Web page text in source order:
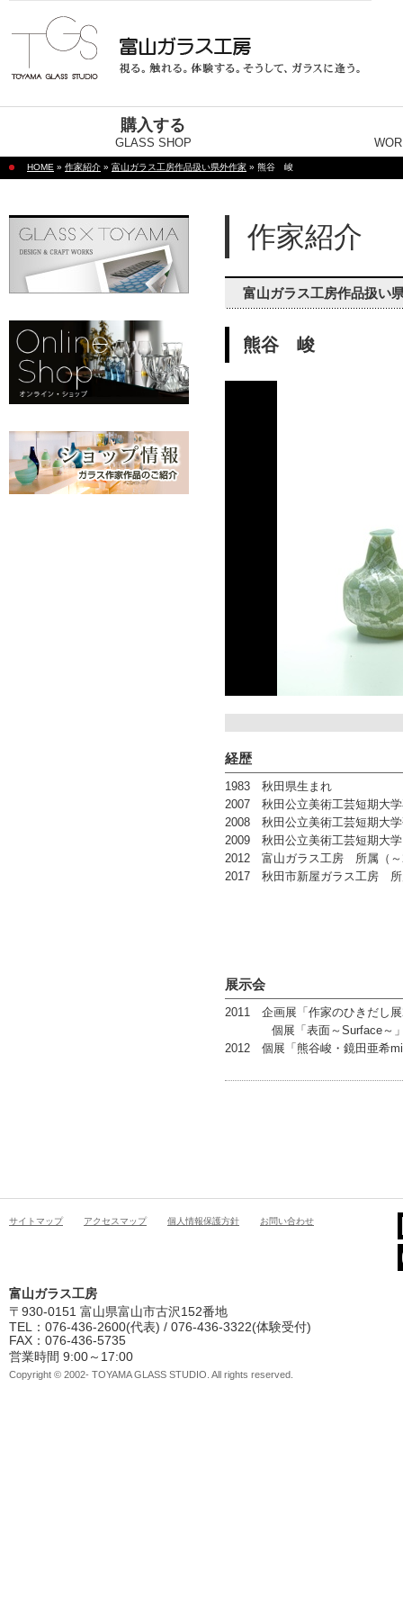
購入する
GLASS SHOP
HOME » 作家紹介 » 富山ガラス工房作品扱い県外作家 » 熊谷 峻
作家紹介
富山ガラス工房作品扱い
熊谷 峻
経歴
1983 秋田県生まれ
2007 秋田公立美術工芸短期大
2008 秋田公立美術工芸短期大
2009 秋田公立美術工芸短期大
2012 富山ガラス工房 所属（～
2017 秋田市新屋ガラス工房
展示会
2011 企画展「作家のひきだし展
個展「表面～Surface～」
2012 個展「熊谷峻・鏡田亜希
サイトマップ アクセスマップ 個人情報保護方針 お問い合わせ
富山ガラス工房
〒930-0151 富山県富山市古沢152番地
TEL：076-436-2600(代表) / 076-436-3322(体験受付)
FAX：076-436-5735
営業時間 9:00～17:00
Copyright © 2002- TOYAMA GLASS STUDIO. All rights reserved.